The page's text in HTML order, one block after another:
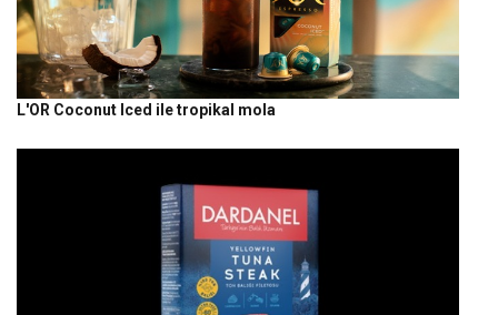
L'OR Coconut Iced ile tropikal mola